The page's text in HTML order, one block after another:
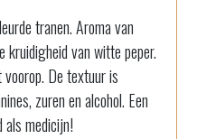
tranen. Aroma van
van witte peper.
De textuur is
zuren en alcohol. Een
als medicijn!